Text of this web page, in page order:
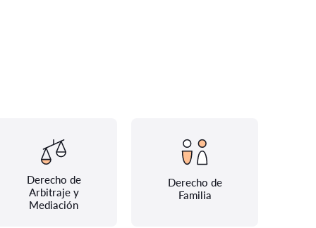
Derecho de
Arbitraje y
Mediación
Derecho de
Familia